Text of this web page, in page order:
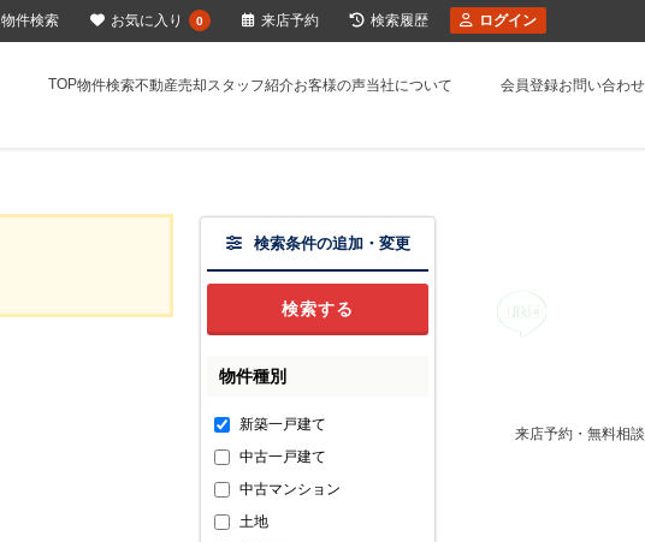
TOP物件検索不動産売却スタッフ紹介お客様の声当社について 会員登録お問い合わせ
来店予約・無料相談
検索条件の追加・変更
物件種別
新築一戸建て
中古一戸建て
中古マンション
土地
物件検索 お気に入り 0 来店予約 検索履歴 ログイン